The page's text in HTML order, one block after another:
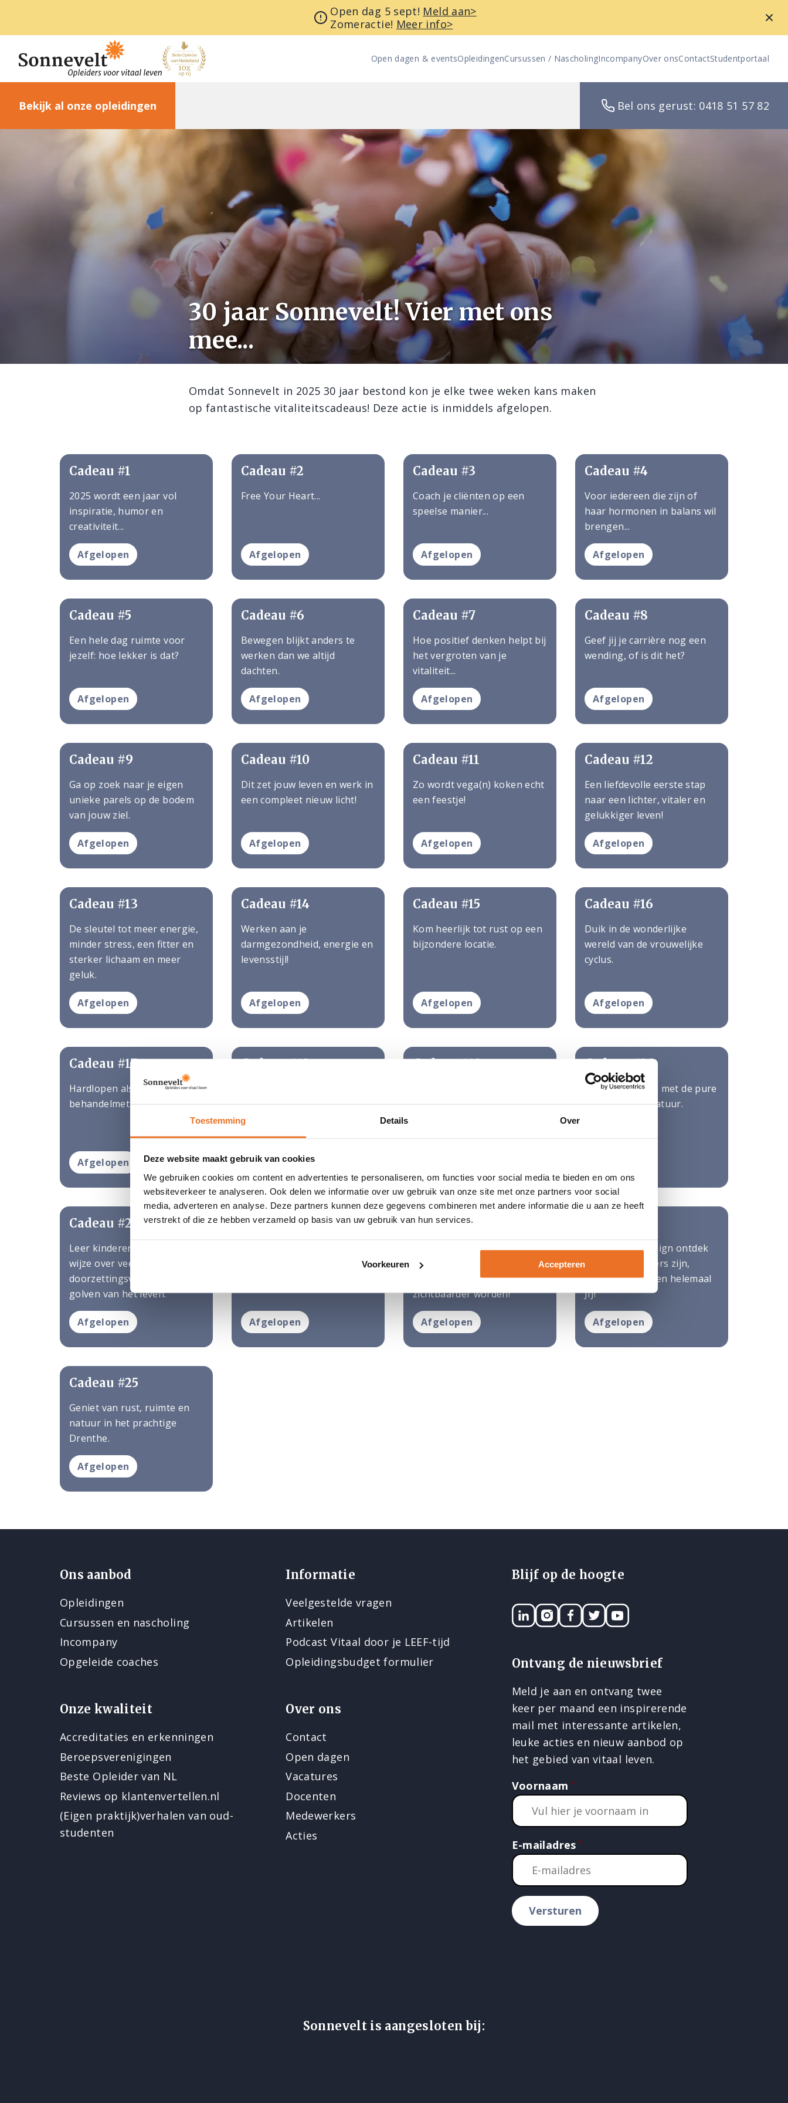
Toestemming Details Over
Deze website maakt gebruik van cookies
We gebruiken cookies om content en advertenties te personaliseren, om functies voor social media te bieden en om ons
websiteverkeer te analyseren. Ook delen we informatie over uw gebruik van onze site met onze partners voor social
media, adverteren en analyse. Deze partners kunnen deze gegevens combineren met andere informatie die u aan ze heeft
verstrekt of die ze hebben verzameld op basis van uw gebruik van hun services.
Voorkeuren Accepteren
Open dag 5 sept! Meld aan>
Zomeractie! Meer info>
Open dagen & eventsOpleidingenCursussen / NascholingIncompanyOver onsContactStudentportaal
Bekijk al onze opleidingen Bel ons gerust: 0418 51 57 82
30 jaar Sonnevelt! Vier met ons
mee...
Omdat Sonnevelt in 2025 30 jaar bestond kon je elke twee weken kans maken
op fantastische vitaliteitscadeaus! Deze actie is inmiddels afgelopen.
Cadeau #1
2025 wordt een jaar vol
inspiratie, humor en
creativiteit...
Afgelopen
Cadeau #2
Free Your Heart...
Afgelopen
Cadeau #3
Coach je cliënten op een
speelse manier...
Afgelopen
Cadeau #4
Voor iedereen die zijn of
haar hormonen in balans wil
brengen...
Afgelopen
Cadeau #5
Een hele dag ruimte voor
jezelf: hoe lekker is dat?
Afgelopen
Cadeau #6
Bewegen blijkt anders te
werken dan we altijd
dachten.
Afgelopen
Cadeau #7
Hoe positief denken helpt bij
het vergroten van je
vitaliteit...
Afgelopen
Cadeau #8
Geef jij je carrière nog een
wending, of is dit het?
Afgelopen
Cadeau #9
Ga op zoek naar je eigen
unieke parels op de bodem
van jouw ziel.
Afgelopen
Cadeau #10
Dit zet jouw leven en werk in
een compleet nieuw licht!
Afgelopen
Cadeau #11
Zo wordt vega(n) koken echt
een feestje!
Afgelopen
Cadeau #12
Een liefdevolle eerste stap
naar een lichter, vitaler en
gelukkiger leven!
Afgelopen
Cadeau #13
De sleutel tot meer energie,
minder stress, een fitter en
sterker lichaam en meer
geluk.
Afgelopen
Cadeau #14
Werken aan je
darmgezondheid, energie en
levensstijl!
Afgelopen
Cadeau #15
Kom heerlijk tot rust op een
bijzondere locatie.
Afgelopen
Cadeau #16
Duik in de wonderlijke
wereld van de vrouwelijke
cyclus.
Afgelopen
Cadeau #17
Hardlopen als therapie en
behandelmethode.
Afgelopen
Cadeau #18
transformeren met behulp
van Shiatsu.
Afgelopen
Cadeau #19 Cadeau #20
100% biologisch met de pure
smaak van de natuur.
Cadeau #21
Leer kinderen op speelse
wijze over veerkracht,
doorzettingsvermogen en de
golven van het leven.
Afgelopen
Cadeau #22
Afgelopen
Cadeau #23
Een klein kaartje, een grote
impact. Doe mee en laat
jouw coachpraktijk nóg
zichtbaarder worden!
Afgelopen
Met Human Design ontdek
je dat jouw anders zijn,
precies goed is en helemaal
JIJ!
Afgelopen
Cadeau #25
Geniet van rust, ruimte en
natuur in het prachtige
Drenthe.
Afgelopen
Ons aanbod
Opleidingen
Cursussen en nascholing
Incompany
Opgeleide coaches
Informatie
Veelgestelde vragen
Artikelen
Podcast Vitaal door je LEEF-tijd
Opleidingsbudget formulier
Onze kwaliteit
Accreditaties en erkenningen
Beroepsverenigingen
Beste Opleider van NL
Reviews op klantenvertellen.nl
(Eigen praktijk)verhalen van oud-
studenten
Over ons
Contact
Open dagen
Vacatures
Docenten
Medewerkers
Acties
Blijf op de hoogte
LinkedINInstagram
Facebook
TwitterYouTube
Ontvang de nieuwsbrief
Meld je aan en ontvang twee
keer per maand een inspirerende
mail met interessante artikelen,
leuke acties en nieuw aanbod op
het gebied van vitaal leven.
Voornaam
E-mailadres
Versturen
Sonnevelt is aangesloten bij: